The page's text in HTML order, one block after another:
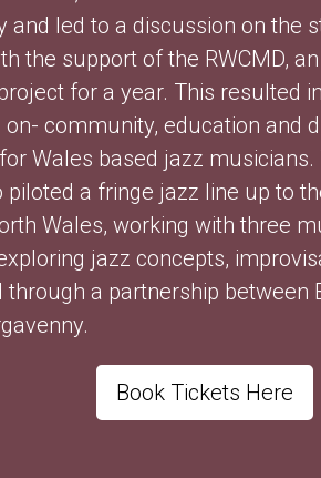
led to a discussion on the
the support of the RWCMD,
for a year. This resulted
community, education and
Wales based jazz
a fringe jazz line up to
Wales, working with three
jazz concepts,
a partnership
Book Tickets Here